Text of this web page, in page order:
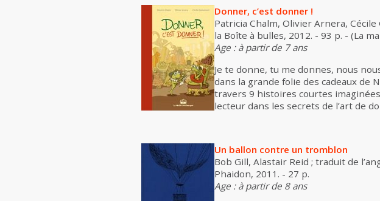
Donner, c’est donner !
Patricia Chalm, Olivier Arnera, Cécile
la Boîte à bulles, 2012. - 93 p. - (La
Age : à partir de 7 ans
Je te donne, tu me donnes, nous
dans la grande folie des cadeaux de
travers 9 histoires courtes
lecteur dans les secrets de l’art de
Un ballon contre un tromblon
Bob Gill, Alastair Reid ; traduit de
Phaidon, 2011. - 27 p.
Age : à partir de 8 ans